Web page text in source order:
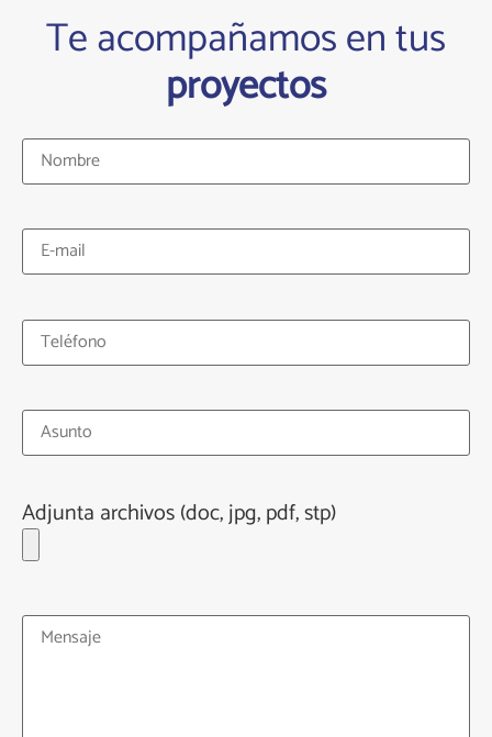
Te acompañamos en tus
proyectos
Adjunta archivos (doc, jpg, pdf, stp)